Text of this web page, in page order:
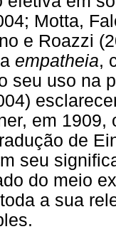
Motta,
e Roazzi
empatheia,
seu uso na
em
de
seu
do meio
a sua